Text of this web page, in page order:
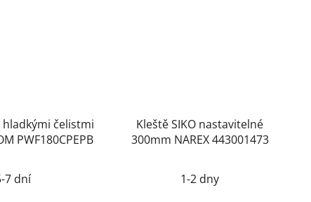
hladkými čelistmi
PWF180CPEPB
7 dní
Kleště SIKO nastavitelné
300mm NAREX 443001473
1-2 dny